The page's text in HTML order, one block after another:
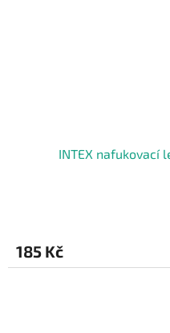
INTEX nafukovací
185 Kč